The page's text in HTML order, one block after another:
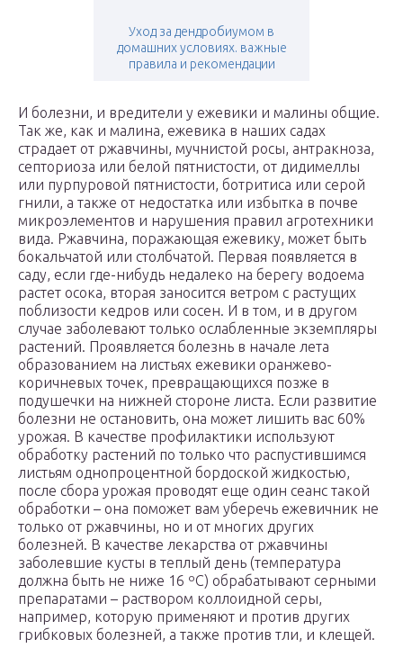
Уход за дендробиумом в
домашних условиях. важные
правила и рекомендации
И болезни, и вредители у ежевики и малины общие.
Так же, как и малина, ежевика в наших садах
страдает от ржавчины, мучнистой росы, антракноза,
септориоза или белой пятнистости, от дидимеллы
или пурпуровой пятнистости, ботритиса или серой
гнили, а также от недостатка или избытка в почве
микроэлементов и нарушения правил агротехники
вида. Ржавчина, поражающая ежевику, может быть
бокальчатой или столбчатой. Первая появляется в
саду, если где-нибудь недалеко на берегу водоема
растет осока, вторая заносится ветром с растущих
поблизости кедров или сосен. И в том, и в другом
случае заболевают только ослабленные экземпляры
растений. Проявляется болезнь в начале лета
образованием на листьях ежевики оранжево-
коричневых точек, превращающихся позже в
подушечки на нижней стороне листа. Если развитие
болезни не остановить, она может лишить вас 60%
урожая. В качестве профилактики используют
обработку растений по только что распустившимся
листьям однопроцентной бордоской жидкостью,
после сбора урожая проводят еще один сеанс такой
обработки – она поможет вам уберечь ежевичник не
только от ржавчины, но и от многих других
болезней. В качестве лекарства от ржавчины
заболевшие кусты в теплый день (температура
должна быть не ниже 16 ºC) обрабатывают серными
препаратами – раствором коллоидной серы,
например, которую применяют и против других
грибковых болезней, а также против тли, и клещей.